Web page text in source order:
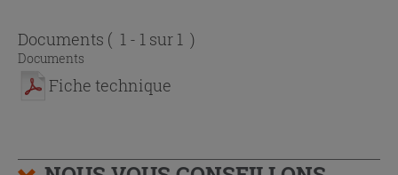
Documents ( 1 - 1 sur 1 )
Documents
Fiche technique